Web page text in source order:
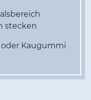
stecken
Kaugummi